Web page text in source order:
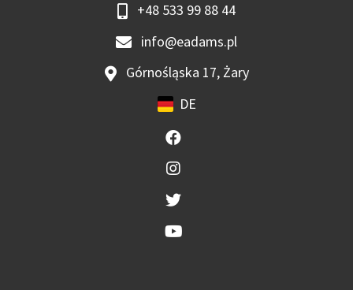
+48 533 99 88 44
info@eadams.pl
Górnośląska 17, Żary
DE